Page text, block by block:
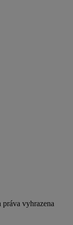
práva vyhrazena